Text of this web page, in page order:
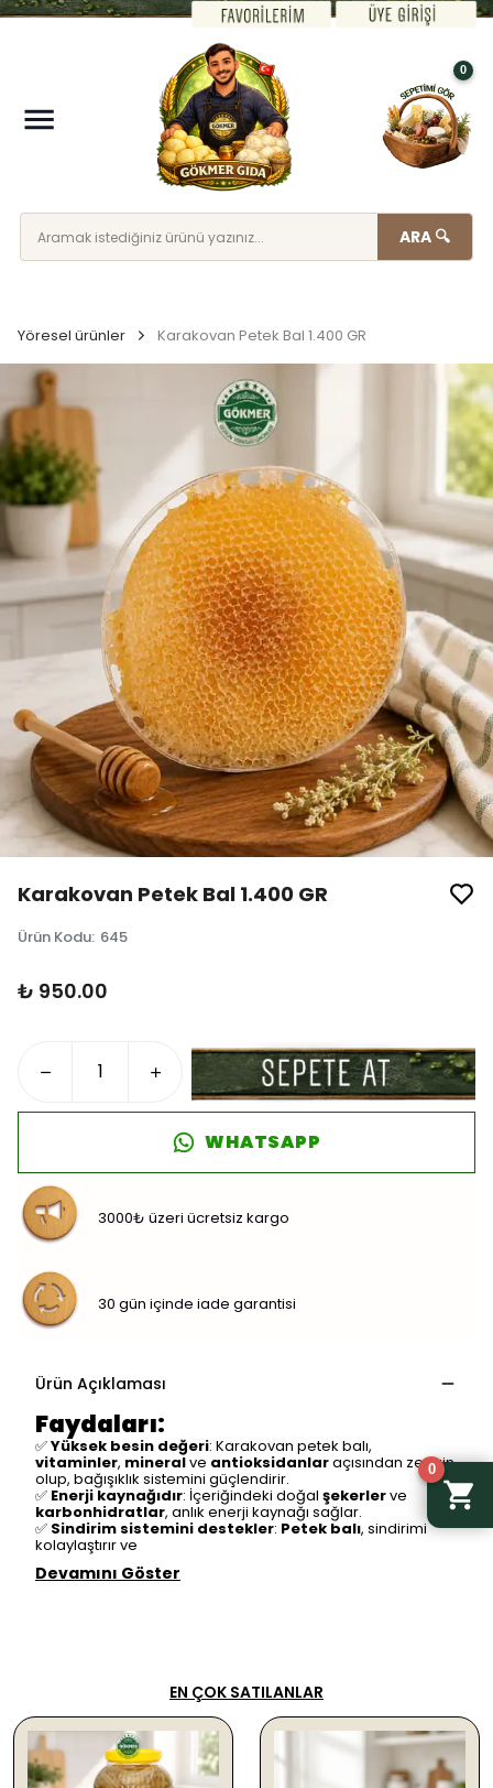
ARA 🔍
0
0
Yöresel ürünler Karakovan Petek Bal 1.400 GR
Karakovan Petek Bal 1.400 GR
Ürün Kodu: 645
₺ 950.00
WHATSAPP
3000₺ üzeri ücretsiz kargo
30 gün içinde iade garantisi
Ürün Açıklaması
Faydaları:
✅Yüksek besin değeri: Karakovan petek balı,
vitaminler, mineralve antioksidanlaraçısından zengin
olup, bağışıklık sistemini güçlendirir.
✅ Enerji kaynağıdır: İçeriğindeki doğal şekerlerve
karbonhidratlar, anlık enerji kaynağı sağlar.
✅ Sindirim sistemini destekler: Petek balı, sindirimi
kolaylaştırır ve
Devamını Göster
EN ÇOK SATILANLAR